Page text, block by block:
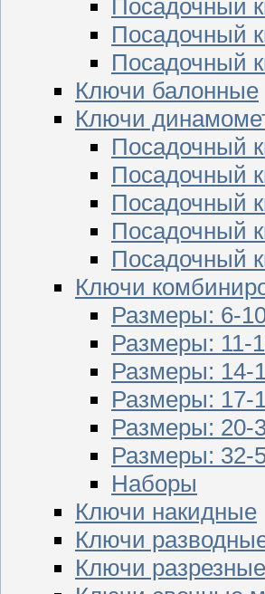
Посадочный
Посадочный
Посадочный
Ключи балонные
Ключи
Посадочный
Посадочный
Посадочный
Посадочный
Посадочный
Ключи
Размеры: 6-
Размеры: 11-
Размеры: 14-
Размеры: 17-
Размеры: 20-
Размеры: 32-
Наборы
Ключи накидные
Ключи
Ключи разрезные